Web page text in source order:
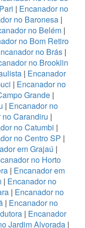
| Encanador no
no Baronesa|
no Belém |
no Bom Retiro
no Brás|
no Brooklin
| Encanador
| Encanador no
Grande |
| Encanador no
Carandiru |
no Catumbi |
no Centro SP |
em Grajaú |
no Horto
| Encanador em
| Encanador no
| Encanador no
| Encanador no
| Encanador
Jardim Alvorada |